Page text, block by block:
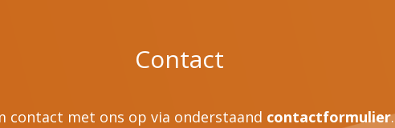
Contact
contact met ons op via onderstaand contactformulier.